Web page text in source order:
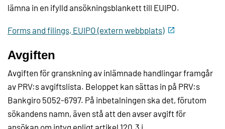
lämna in en ifylld ansökningsblankett till EUIPO.
Forms and filings, EUIPO (extern webbplats)
Avgiften
Avgiften för granskning av inlämnade handlingar framgår
av PRV:s avgiftslista. Beloppet kan sättas in på PRV:s
Bankgiro 5052-6797. På inbetalningen ska det, förutom
sökandens namn, även stå att den avser avgift för